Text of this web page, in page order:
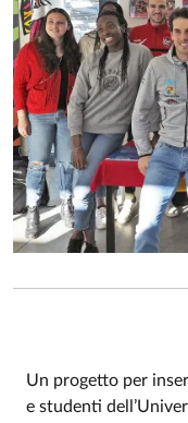
Un progetto per
e studenti